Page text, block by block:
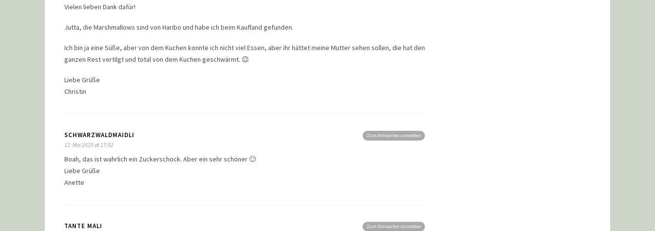
Vielen lieben Dank dafür!
Jutta, die Marshmallows sind von Haribo und habe ich beim Kaufland gefunden.
Ich bin ja eine Süße, aber von dem Kuchen konnte ich nicht viel Essen, aber ihr hättet meine Mutter sehen sollen, die hat den
ganzen Rest vertilgt und total von dem Kuchen geschwärmt. 😉
Liebe Grüße
Christin
Zum Antworten anmelden
SCHWARZWALDMAIDLI
12. Mai 2015 at 17:02
Boah, das ist wahrlich ein Zuckerschock. Aber ein sehr schöner 🙂
Liebe Grüße
Anette
Zum Antworten anmelden
TANTE MALI